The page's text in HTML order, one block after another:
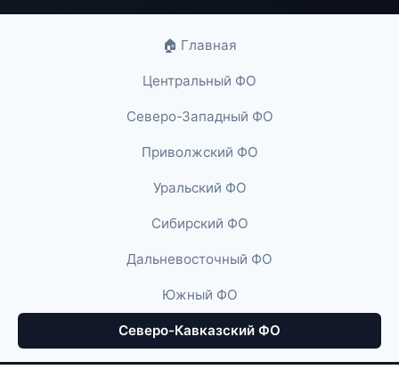
🏠 Главная
Центральный ФО
Северо-Западный ФО
Приволжский ФО
Уральский ФО
Сибирский ФО
Дальневосточный ФО
Южный ФО
Северо-Кавказский ФО